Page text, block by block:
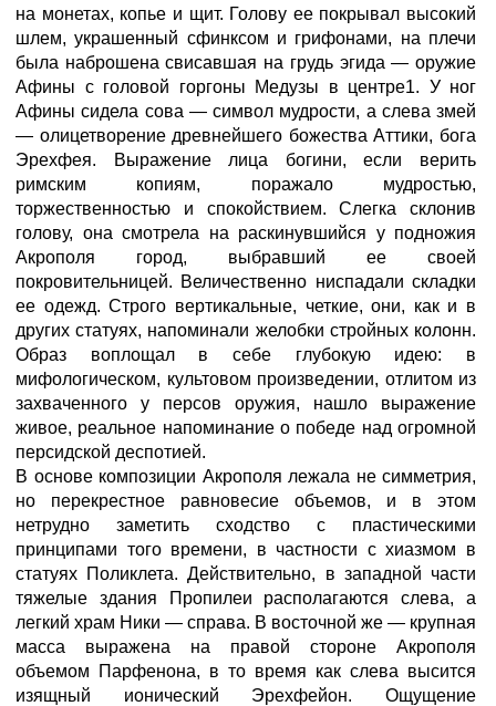
на монетах, копье и щит. Голову ее покрывал высокий
шлем, украшенный сфинксом и грифонами, на плечи
была наброшена свисавшая на грудь эгида — оружие
Афины с головой горгоны Медузы в центре1. У ног
Афины сидела сова — символ мудрости, а слева змей
— олицетворение древнейшего божества Аттики, бога
Эрехфея. Выражение лица богини, если верить
римским копиям, поражало мудростью,
торжественностью и спокойствием. Слегка склонив
голову, она смотрела на раскинувшийся у подножия
Акрополя город, выбравший ее своей
покровительницей. Величественно ниспадали складки
ее одежд. Строго вертикальные, четкие, они, как и в
других статуях, напоминали желобки стройных колонн.
Образ воплощал в себе глубокую идею: в
мифологическом, культовом произведении, отлитом из
захваченного у персов оружия, нашло выражение
живое, реальное напоминание о победе над огромной
персидской деспотией.
В основе композиции Акрополя лежала не симметрия,
но перекрестное равновесие объемов, и в этом
нетрудно заметить сходство с пластическими
принципами того времени, в частности с хиазмом в
статуях Поликлета. Действительно, в западной части
тяжелые здания Пропилеи располагаются слева, а
легкий храм Ники — справа. В восточной же — крупная
масса выражена на правой стороне Акрополя
объемом Парфенона, в то время как слева высится
изящный ионический Эрехфейон. Ощущение